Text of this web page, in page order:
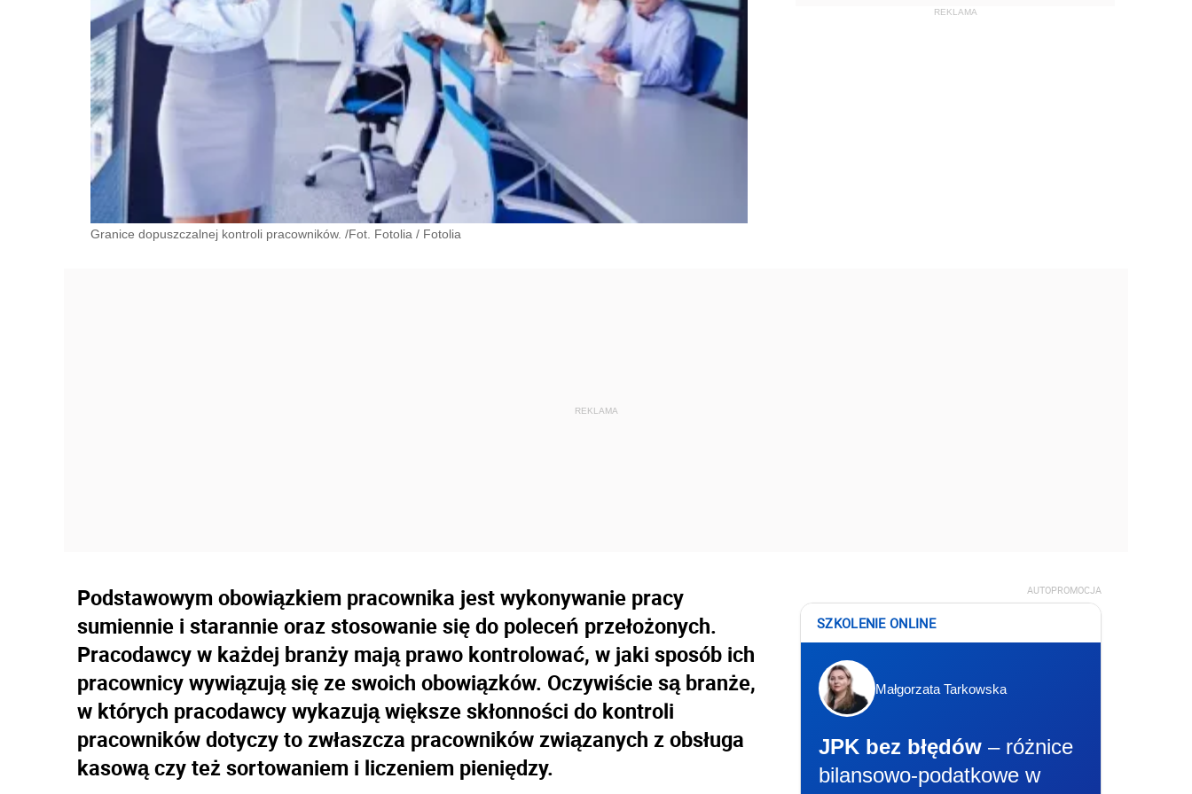
Granice dopuszczalnej kontroli pracowników. /Fot. Fotolia / Fotolia
Podstawowym obowiązkiem pracownika jest wykonywanie pracy
sumiennie i starannie oraz stosowanie się do poleceń przełożonych.
Pracodawcy w każdej branży mają prawo kontrolować, w jaki sposób ich
pracownicy wywiązują się ze swoich obowiązków. Oczywiście są branże,
w których pracodawcy wykazują większe skłonności do kontroli
pracowników dotyczy to zwłaszcza pracowników związanych z obsługa
kasową czy też sortowaniem i liczeniem pieniędzy.
AUTOPROMOCJA
SZKOLENIE ONLINE
Małgorzata Tarkowska
JPK bez błędów – różnice
bilansowo-podatkowe w